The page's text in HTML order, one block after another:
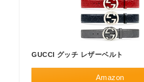
GUCCI グッチ レザーベルト
Amazon